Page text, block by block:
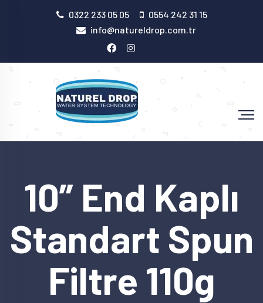
0322 233 05 05
0554 242 31 15
info@natureldrop.com.tr
10” End Kaplı
Standart Spun
Filtre 110g